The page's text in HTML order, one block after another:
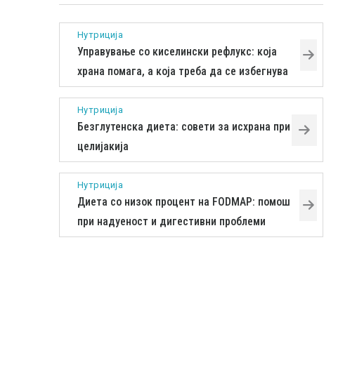
Нутриција
Управување со киселински рефлукс: која
храна помага, а која треба да се избегнува
Нутриција
Безглутенска диета: совети за исхрана при
целијакија
Нутриција
Диета со низок процент на FODMAP: помош
при надуеност и дигестивни проблеми